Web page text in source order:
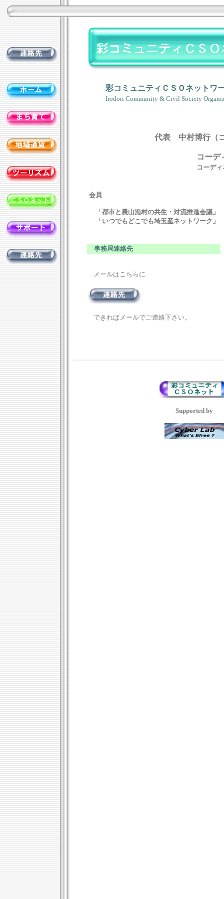
彩コミュニティＣＳＯネットワ
Irodori Community & Civil Society
代表 中村博行（
コーディネータ
コーデ
会員
「都市と農山漁村の共生・対流推進会議」
「いつでもどこでも埼玉産ネットワーク」
事務局連絡先
メールはこちらに
できればメールでご連絡下さい。
Supported by